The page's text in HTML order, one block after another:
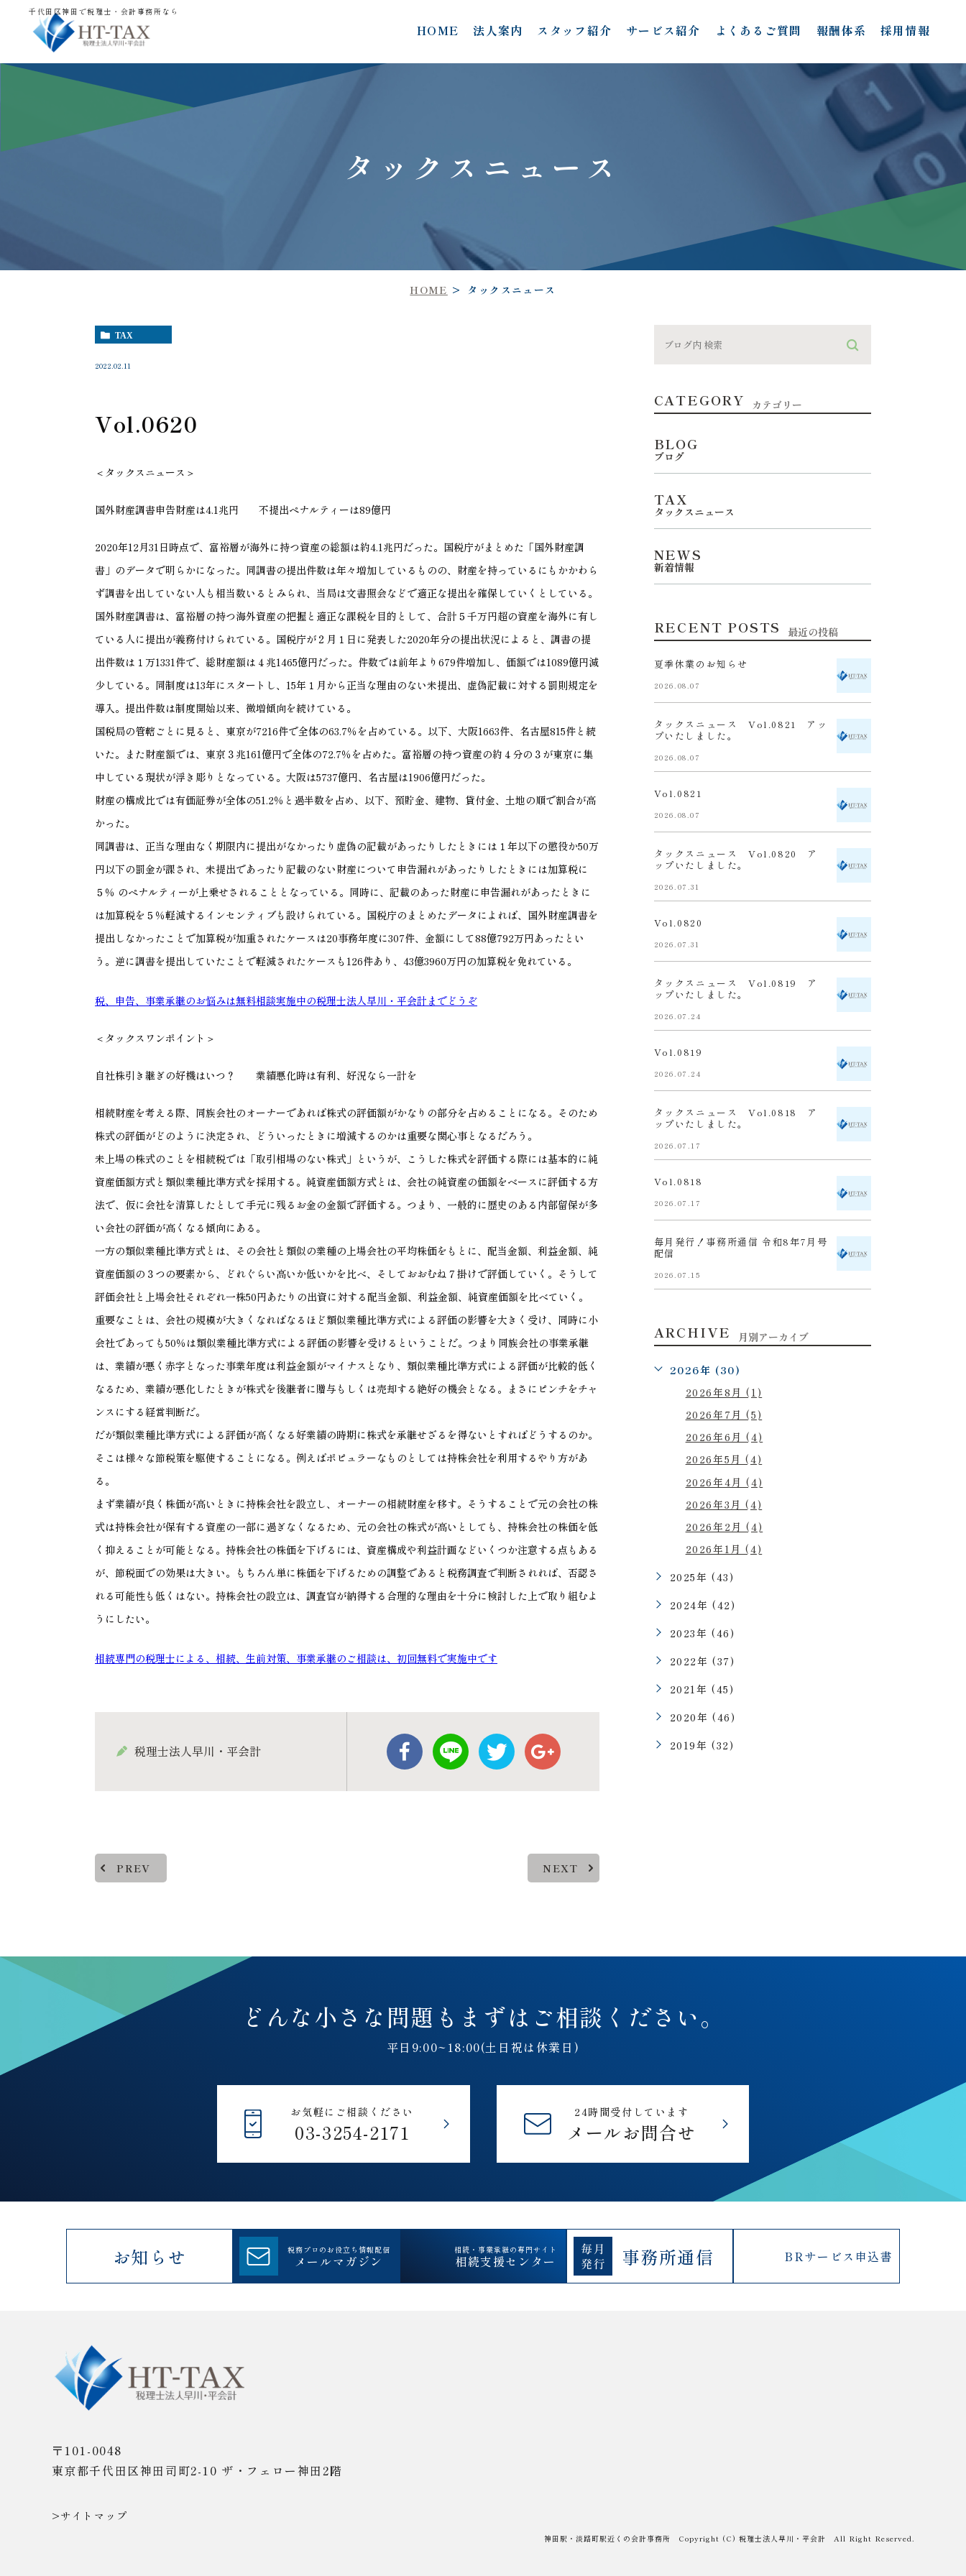
千代田区神田で税理士・会計事務所なら
HOME 法人案内 スタッフ紹介 サービス紹介 よくあるご質問 報酬体系 採用情報
タックスニュース
HOME タックスニュース
TAX
2022.02.11
Vol.0620
＜タックスニュース＞
国外財産調書申告財産は4.1兆円 不提出ペナルティーは89億円
2020年12月31日時点で、富裕層が海外に持つ資産の総額は約4.1兆円だった。国税庁がまとめた「国外財産調
書」のデータで明らかになった。同調書の提出件数は年々増加しているものの、財産を持っているにもかかわら
ず調書を出していない人も相当数いるとみられ、当局は文書照会などで適正な提出を確保していくとしている。
国外財産調書は、富裕層の持つ海外資産の把握と適正な課税を目的として、合計５千万円超の資産を海外に有し
ている人に提出が義務付けられている。国税庁が２月１日に発表した2020年分の提出状況によると、調書の提
出件数は１万1331件で、総財産額は４兆1465億円だった。件数では前年より679件増加し、価額では1089億円減
少している。同制度は13年にスタートし、15年１月から正当な理由のない未提出、虚偽記載に対する罰則規定を
導入。提出件数は制度開始以来、微増傾向を続けている。
国税局の管轄ごとに見ると、東京が7216件で全体の63.7％を占めている。以下、大阪1663件、名古屋815件と続
いた。また財産額では、東京３兆161億円で全体の72.7％を占めた。富裕層の持つ資産の約４分の３が東京に集
中している現状が浮き彫りとなっている。大阪は5737億円、名古屋は1906億円だった。
財産の構成比では有価証券が全体の51.2％と過半数を占め、以下、預貯金、建物、貸付金、土地の順で割合が高
かった。
同調書は、正当な理由なく期限内に提出がなかったり虚偽の記載があったりしたときには１年以下の懲役か50万
円以下の罰金が課され、未提出であったり記載のない財産について申告漏れがあったりしたときには加算税に
５％ のペナルティーが上乗せされることとなっている。同時に、記載のあった財産に申告漏れがあったときに
は加算税を５％軽減するインセンティブも設けられている。国税庁のまとめたデータによれば、国外財産調書を
提出しなかったことで加算税が加重されたケースは20事務年度に307件、金額にして88億792万円あったとい
う。逆に調書を提出していたことで軽減されたケースも126件あり、43億3960万円の加算税を免れている。
税、申告、事業承継のお悩みは無料相談実施中の税理士法人早川・平会計までどうぞ
＜タックスワンポイント＞
自社株引き継ぎの好機はいつ？ 業績悪化時は有利、好況なら一計を
相続財産を考える際、同族会社のオーナーであれば株式の評価額がかなりの部分を占めることになる。そのため
株式の評価がどのように決定され、どういったときに増減するのかは重要な関心事となるだろう。
未上場の株式のことを相続税では「取引相場のない株式」というが、こうした株式を評価する際には基本的に純
資産価額方式と類似業種比準方式を採用する。純資産価額方式とは、会社の純資産の価額をベースに評価する方
法で、仮に会社を清算したとして手元に残るお金の金額で評価する。つまり、一般的に歴史のある内部留保が多
い会社の評価が高くなる傾向にある。
一方の類似業種比準方式とは、その会社と類似の業種の上場会社の平均株価をもとに、配当金額、利益金額、純
資産価額の３つの要素から、どれぐらい高いか低いかを比べ、そしておおむね７掛けで評価していく。そうして
評価会社と上場会社それぞれ一株50円あたりの出資に対する配当金額、利益金額、純資産価額を比べていく。
重要なことは、会社の規模が大きくなればなるほど類似業種比準方式による評価の影響を大きく受け、同時に小
会社であっても50％は類似業種比準方式による評価の影響を受けるということだ。つまり同族会社の事業承継
は、業績が悪く赤字となった事業年度は利益金額がマイナスとなり、類似業種比準方式による評価が比較的低く
なるため、業績が悪化したときが株式を後継者に贈与もしくは売却する絶好の機会となる。まさにピンチをチャ
ンスにする経営判断だ。
だが類似業種比準方式による評価が高くなる好業績の時期に株式を承継せざるを得ないとすればどうするのか。
そこは様々な節税策を駆使することになる。例えばポピュラーなものとしては持株会社を利用するやり方があ
る。
まず業績が良く株価が高いときに持株会社を設立し、オーナーの相続財産を移す。そうすることで元の会社の株
式は持株会社が保有する資産の一部に過ぎなくなるため、元の会社の株式が高いとしても、持株会社の株価を低
く抑えることが可能となる。持株会社の株価を下げるには、資産構成や利益計画などいくつか注意する点もある
が、節税面での効果は大きい。もちろん単に株価を下げるための調整であると税務調査で判断されれば、否認さ
れる可能性も低くはない。持株会社の設立は、調査官が納得する合理的な理由を十分に検討した上で取り組むよ
うにしたい。
相続専門の税理士による、相続、生前対策、事業承継のご相談は、初回無料で実施中です
税理士法人早川・平会計
PREV NEXT
CATEGORY カテゴリー
BLOG
ブログ
TAX
タックスニュース
NEWS
新着情報
RECENT POSTS 最近の投稿
夏季休業のお知らせ
2026.08.07
タックスニュース Vol.0821 アッ
プいたしました。
2026.08.07
Vol.0821
2026.08.07
タックスニュース Vol.0820 ア
ップいたしました。
2026.07.31
Vol.0820
2026.07.31
タックスニュース Vol.0819 ア
ップいたしました。
2026.07.24
Vol.0819
2026.07.24
タックスニュース Vol.0818 ア
ップいたしました。
2026.07.17
Vol.0818
2026.07.17
毎月発行！事務所通信 令和8年7月号
配信
2026.07.15
ARCHIVE 月別アーカイブ
2026年 (30)
2026年8月 (1)
2026年7月 (5)
2026年6月 (4)
2026年5月 (4)
2026年4月 (4)
2026年3月 (4)
2026年2月 (4)
2026年1月 (4)
2025年 (43)
2024年 (42)
2023年 (46)
2022年 (37)
2021年 (45)
2020年 (46)
2019年 (32)
どんな小さな問題も まずはご相談ください。
平日9:00~18:00(土日祝は休業日)
お気軽にご相談ください
03-3254-2171
24時間受付しています
メールお問合せ
お知らせ 税務プロのお役立ち情報配信
メールマガジン
相続・事業承継の専門サイト
相続支援センター 事務所通信 BRサービス 申込書
〒101-0048
東京都千代田区神田司町2-10 ザ・フェロー神田2階
>サイトマップ
神田駅・淡路町駅近くの会計事務所 Copyright (C) 税理士法人早川・平会計 All Right Reserved.